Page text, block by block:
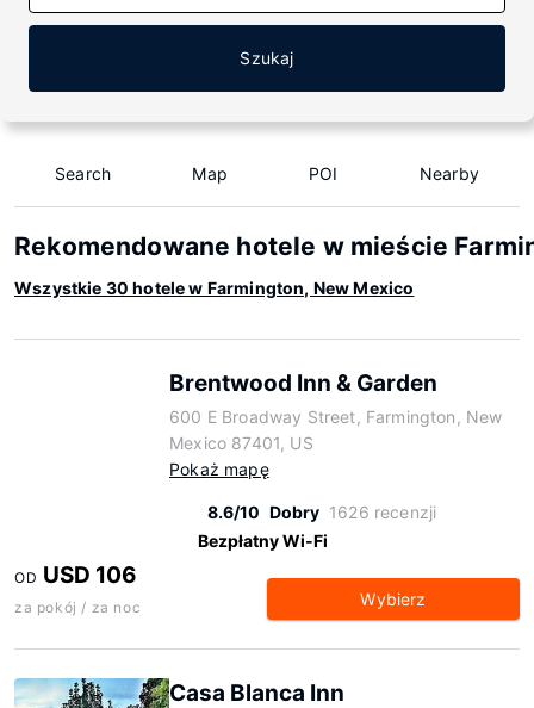
Szukaj
Search Map POI Nearby
Rekomendowane hotele w mieście
Wszystkie 30 hotele w Farmington, New Mexico
Brentwood Inn & Garden
600 E Broadway Street, Farmington, New
Mexico 87401, US
Pokaż mapę
8.6/10 Dobry 1626 recenzji
Bezpłatny Wi-Fi
OD USD 106
za pokój / za noc Wybierz
Casa Blanca Inn